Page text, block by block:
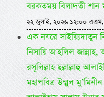
বরকতময় বিলাদতী শান
২২ জুলাই, ২০২৬ ১২:০০ এএম,
এক নযরে সাইয়্যিদাতুন
নিসায়ি আহলিল
রসূলিল্লাহ ছল্লাল্লাহু
মহাপবিত্র উম্মুল